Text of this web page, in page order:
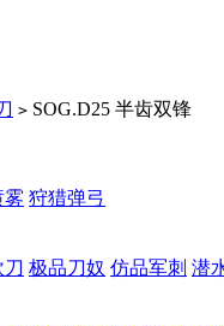
> SOG.D25 半齿双锋
雾 狩猎弹弓
极品刀奴 仿品军刺 潜